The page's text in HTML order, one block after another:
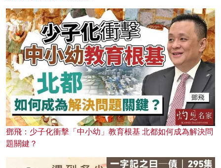
鄧飛：少子化衝擊「中小幼」教育根基 北都如何成為解決問
題關鍵？